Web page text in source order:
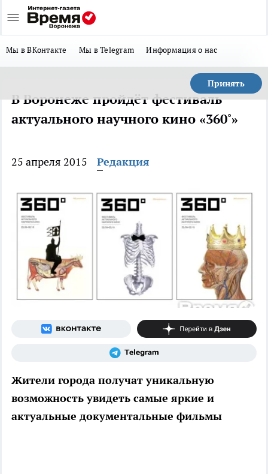
Мы в ВКонтакте Мы в Telegram Информация о нас
Принять
В Воронеже пройдёт фестиваль
актуального научного кино «360˚»
25 апреля 2015 Редакция
Жители города получат уникальную
возможность увидеть самые яркие и
актуальные документальные фильмы